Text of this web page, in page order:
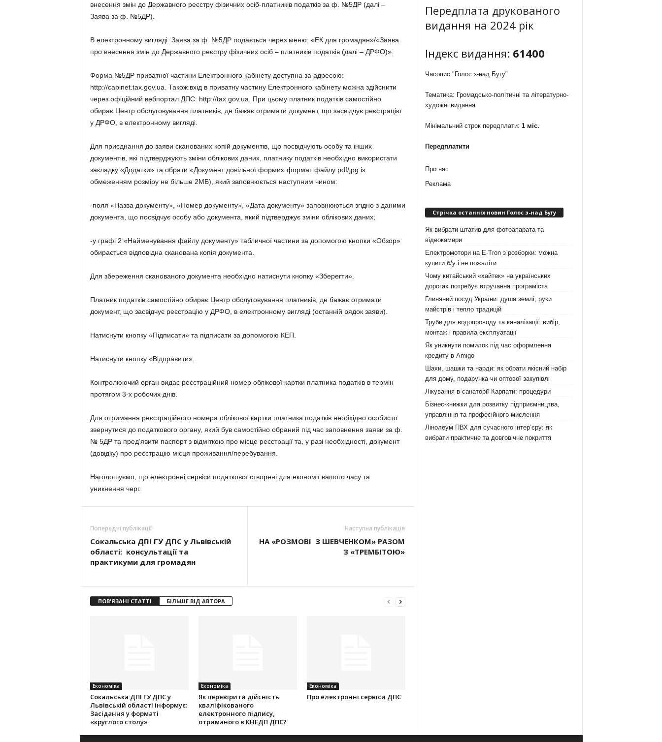
внесення змін до Державного реєстру фізичних осіб-платників податків за ф. №5ДР (далі –
Заява за ф. №5ДР).
В електронному вигляді Заява за ф. №5ДР подається через меню: «ЕК для громадян»/«Заява
про внесення змін до Державного реєстру фізичних осіб – платників податків (далі – ДРФО)».
Форма №5ДР приватної частини Електронного кабінету доступна за адресою:
http://cabinet.tax.gov.ua. Також вхід в приватну частину Електронного кабінету можна здійснити
через офіційний вебпортал ДПС: http://tax.gov.ua. При цьому платник податків самостійно
обирає Центр обслуговування платників, де бажає отримати документ, що засвідчує реєстрацію
у ДРФО, в електронному вигляді.
Для приєднання до заяви сканованих копій документів, що посвідчують особу та інших
документів, які підтверджують зміни облікових даних, платнику податків необхідно використати
закладку «Додатки» та обрати «Документ довільної форми» формат файлу pdf/jpg із
обмеженням розміру не більше 2МБ), який заповнюється наступним чином:
-поля «Назва документу», «Номер документу», «Дата документу» заповнюються згідно з даними
документа, що посвідчує особу або документа, який підтверджує зміни облікових даних;
-у графі 2 «Найменування файлу документу» табличної частини за допомогою кнопки «Обзор»
обирається відповідна сканована копія документа.
Для збереження сканованого документа необхідно натиснути кнопку «Зберегти».
Платник податків самостійно обирає Центр обслуговування платників, де бажає отримати
документ, що засвідчує реєстрацію у ДРФО, в електронному вигляді (останній рядок заяви).
Натиснути кнопку «Підписати» та підписати за допомогою КЕП.
Натиснути кнопку «Відправити».
Контролюючий орган видає реєстраційний номер облікової картки платника податків в термін
протягом 3-х робочих днів.
Для отримання реєстраційного номера облікової картки платника податків необхідно особисто
звернутися до податкового органу, який був самостійно обраний під час заповнення заяви за ф.
№ 5ДР та пред’явити паспорт з відміткою про місце реєстрації та, у разі необхідності, документ
(довідку) про реєстрацію місця проживання/перебування.
Наголошуємо, що електронні сервіси податкової створені для економії вашого часу та
уникнення черг.
Попередні публікації
Сокальська ДПІ ГУ ДПС у Львівській
області: консультації та
практикуми для громадян
Наступна публікація
НА «РОЗМОВІ З ШЕВЧЕНКОМ» РАЗОМ
З «ТРЕМБІТОЮ»
ПОВ'ЯЗАНІ СТАТТІ БІЛЬШЕ ВІД АВТОРА
Економіка
Cокальська ДПІ ГУ ДПС у
Львівській області інформує:
Засідання у форматі
«круглого столу»
Економіка
Як перевірити дійсність
кваліфікованого
електронного підпису,
отриманого в КНЕДП ДПС?
Економіка
Про електронні сервіси ДПС
Передплата друкованого
видання на 2024 рік
Індекс видання: 61400
Часопис "Голос з-над Бугу"
Тематика: Громадсько-політичні та літературно-
художні видання
Мінімальний строк передплати: 1 міс.
Передплатити
Про нас
Реклама
Стрічка останніх новин Голос з-над Бугу
Як вибрати штатив для фотоапарата та
відеокамери
Електромотори на E-Tron з розборки: можна
купити б/у і не пожаліти
Чому китайський «хайтек» на українських
дорогах потребує втручання програміста
Глиняний посуд України: душа землі, руки
майстрів і тепло традицій
Труби для водопроводу та каналізації: вибір,
монтаж і правила експлуатації
Як уникнути помилок під час оформлення
кредиту в Amigo
Шахи, шашки та нарди: як обрати якісний набір
для дому, подарунка чи оптової закупівлі
Лікування в санаторії Карпати: процедури
Бізнес-книжки для розвитку підприємництва,
управління та професійного мислення
Лінолеум ПВХ для сучасного інтер’єру: як
вибрати практичне та довговічне покриття